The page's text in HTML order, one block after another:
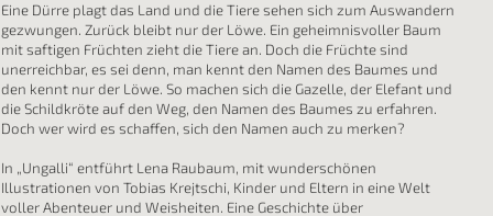
Eine Dürre plagt das Land und die Tiere sehen sich zum Auswandern
gezwungen. Zurück bleibt nur der Löwe. Ein geheimnisvoller Baum
mit saftigen Früchten zieht die Tiere an. Doch die Früchte sind
unerreichbar, es sei denn, man kennt den Namen des Baumes und
den kennt nur der Löwe. So machen sich die Gazelle, der Elefant und
die Schildkröte auf den Weg, den Namen des Baumes zu erfahren.
Doch wer wird es schaffen, sich den Namen auch zu merken?
In „Ungalli“ entführt Lena Raubaum, mit wunderschönen
Illustrationen von Tobias Krejtschi, Kinder und Eltern in eine Welt
voller Abenteuer und Weisheiten. Eine Geschichte über